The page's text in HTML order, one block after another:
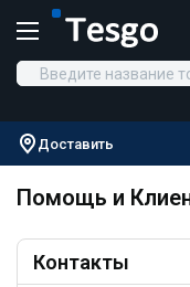
Доставить
Помощь и
Контакты